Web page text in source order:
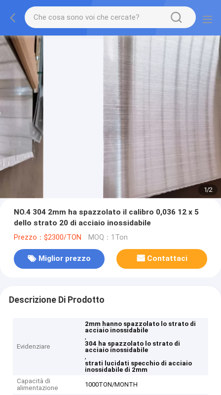
1/2
NO.4 304 2mm ha spazzolato il calibro 0,036 12 x 5
dello strato 20 di acciaio inossidabile
Prezzo：$2300/TON MOQ：1Ton
Miglior prezzo Contattaci
Descrizione Di Prodotto
Evidenziare
2mm hanno spazzolato lo strato di
acciaio inossidabile
,
304 ha spazzolato lo strato di
acciaio inossidabile
,
strati lucidati specchio di acciaio
inossidabile di 2mm
Capacità di
alimentazione
1000TON/MONTH